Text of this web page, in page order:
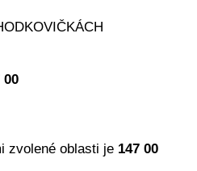
00
zvolené oblasti je 147 00